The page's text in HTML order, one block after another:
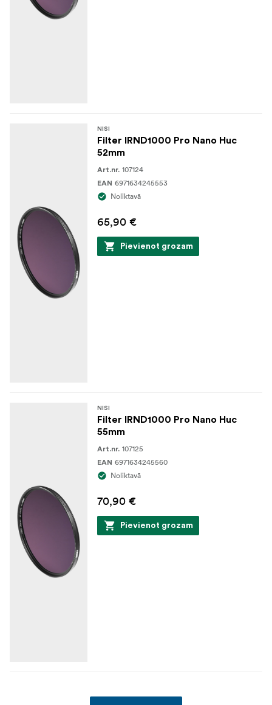
NISI
Filter IRND1000 Pro Nano Huc
52mm
Art.nr. 107124
EAN 6971634245553
Noliktavā
65,90 €
Pievienot grozam
NISI
Filter IRND1000 Pro Nano Huc
55mm
Art.nr. 107125
EAN 6971634245560
Noliktavā
70,90 €
Pievienot grozam